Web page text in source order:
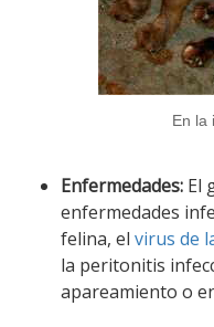
En la
Enfermedades: El
enfermedades
felina, el virus de
la peritonitis
apareamiento o